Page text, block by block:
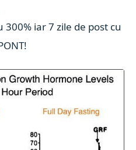
300% iar 7 zile de post cu